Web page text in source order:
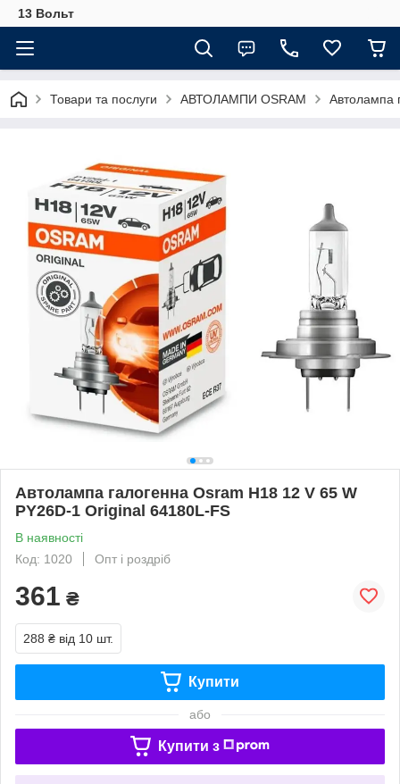
13 Вольт
Товари та послуги АВТОЛАМПИ OSRAM Автолампа
Автолампа галогенна Osram H18 12 V 65 W
PY26D-1 Original 64180L-FS
В наявності
Код: 1020
Опт і роздріб
361 ₴
288 ₴ від 10 шт.
Купити
або
Купити з